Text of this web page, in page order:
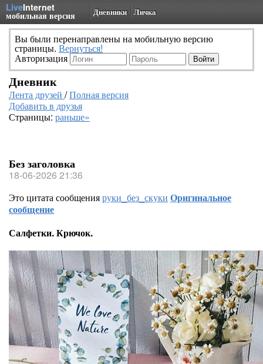
LiveInternet
мобильная версия Дневники Личка
Вы были перенаправлены на мобильную версию
страницы. Вернуться!
Авторизация
Дневник
Лента друзей /Полная версия
Добавить в друзья
Страницы: раньше»
Без заголовка
18-06-2026 21:36
Это цитата сообщенияруки_без_скуки Оригинальное
сообщение
Салфетки. Крючок.